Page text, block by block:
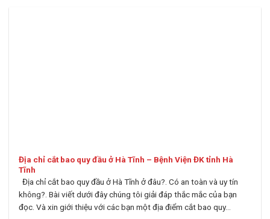
Địa chỉ cắt bao quy đầu ở Hà Tĩnh – Bệnh Viện ĐK tỉnh Hà
Tĩnh
Địa chỉ cắt bao quy đầu ở Hà Tĩnh ở đâu?. Có an toàn và uy tín
không?. Bài viết dưới đây chúng tôi giải đáp thắc mắc của bạn
đọc. Và xin giới thiệu với các bạn một địa điểm cắt bao quy...